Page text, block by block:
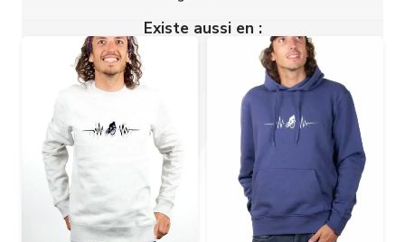
Existe aussi en :